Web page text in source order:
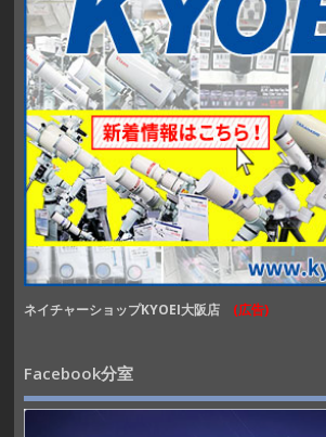
ネイチャーショップKYOEI大阪店 (広告)
Facebook分室